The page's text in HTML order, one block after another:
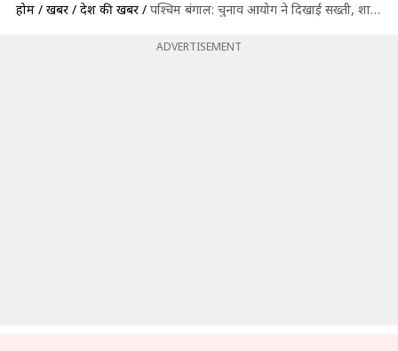
होम / खबरें / देश की खबरें / पश्चिम बंगाल: चुनाव आयोग ने दिखाई सख्ती, शाम 7 बजे बाद रैली और जनसभा पर रोक
ADVERTISEMENT